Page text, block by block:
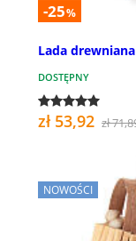
-25%
Lada
DOSTĘPNY
zł 53,92 zł
NOWOŚCI